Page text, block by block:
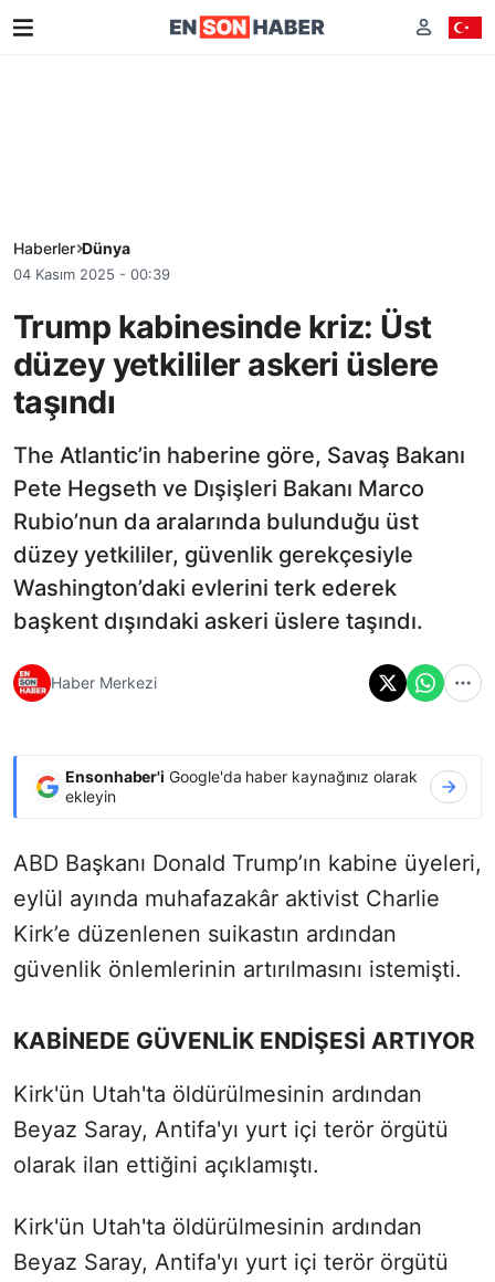
Haberler Dünya
04 Kasım 2025 - 00:39
Trump kabinesinde kriz: Üst
düzey yetkililer askeri üslere
taşındı
The Atlantic’in haberine göre, Savaş Bakanı
Pete Hegseth ve Dışişleri Bakanı Marco
Rubio’nun da aralarında bulunduğu üst
düzey yetkililer, güvenlik gerekçesiyle
Washington’daki evlerini terk ederek
başkent dışındaki askeri üslere taşındı.
Haber Merkezi
Ensonhaber'i Google'da haber kaynağınız olarak
ekleyin
ABD Başkanı Donald Trump’ın kabine üyeleri,
eylül ayında muhafazakâr aktivist Charlie
Kirk’e düzenlenen suikastın ardından
güvenlik önlemlerinin artırılmasını istemişti.
KABİNEDE GÜVENLİK ENDİŞESİ ARTIYOR
Kirk'ün Utah'ta öldürülmesinin ardından
Beyaz Saray, Antifa'yı yurt içi terör örgütü
olarak ilan ettiğini açıklamıştı.
Kirk'ün Utah'ta öldürülmesinin ardından
Beyaz Saray, Antifa'yı yurt içi terör örgütü